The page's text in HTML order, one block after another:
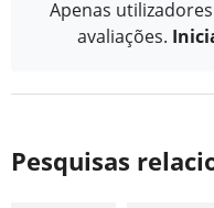
Apenas
avaliações.
Pesquisas